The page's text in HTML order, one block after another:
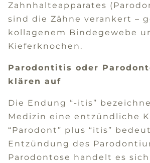
Zahnhalteapparates
sind die Zähne verankert –
kollagenem Bindegewebe
Kieferknochen.
Parodontitis oder
klären auf
Die Endung “-itis”
Medizin eine entzündliche
“Parodont” plus “itis”
Entzündung des
Parodontose handelt es